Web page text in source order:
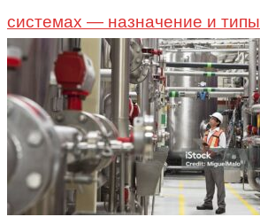
системах — назначение и типы